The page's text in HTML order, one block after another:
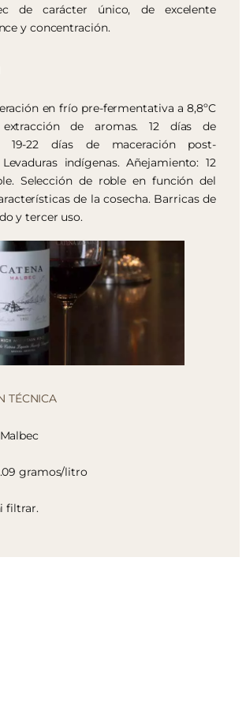
de carácter único, de excelente
y concentración.
en frío pre-fermentativa a 8,8ºC
de aromas. 12 días de
19-22 días de maceración post-
indígenas. Añejamiento: 12
Selección de roble en función del
de la cosecha. Barricas de
y tercer uso.
TÉCNICA
gramos/litro
filtrar.